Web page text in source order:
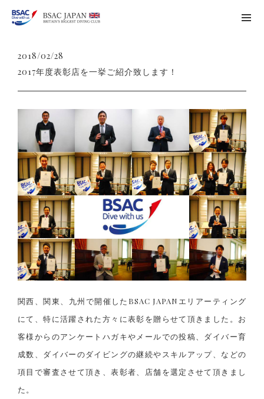
2018/02/28
2017年度表彰店を一挙ご紹介致します！
関西、関東、九州で開催したBSAC JAPANエリアーティング
にて、特に活躍された方々に表彰を贈らせて頂きました。お
客様からのアンケートハガキやメールでの投稿、ダイバー育
成数、ダイバーのダイビングの継続やスキルアップ、などの
項目で審査させて頂き、表彰者、店舗を選定させて頂きまし
た。